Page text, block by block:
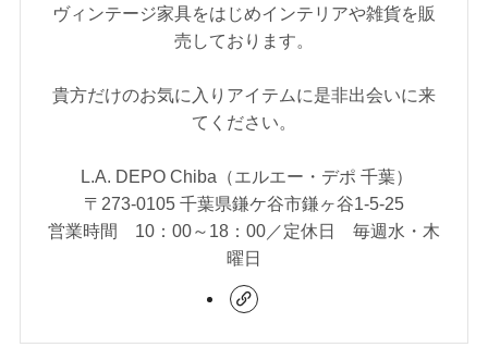
ヴィンテージ家具をはじめインテリアや雑貨を販
売しております。
貴方だけのお気に入りアイテムに是非出会いに来
てください。
L.A. DEPO Chiba（エルエー・デポ 千葉）
〒273-0105 千葉県鎌ケ谷市鎌ヶ谷1-5-25
営業時間 10：00～18：00／定休日 毎週水・木
曜日